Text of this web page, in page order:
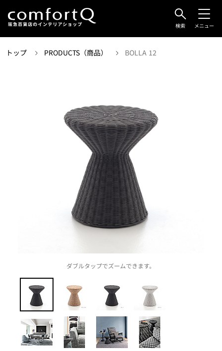
検索 メニュー
トップ PRODUCTS（商品） BOLLA 12
ダブルタップでズームできます。